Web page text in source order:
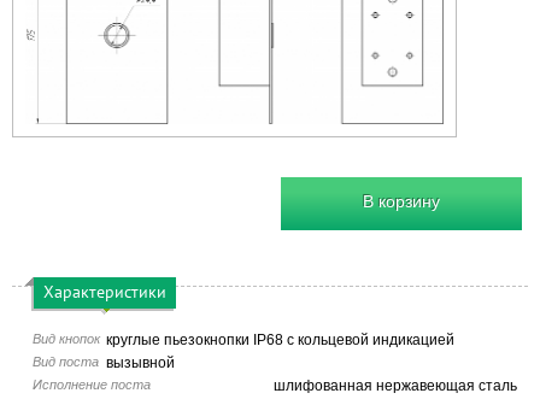
В корзину
Характеристики
Вид кнопок круглые пьезокнопки IP68 с кольцевой индикацией
Вид поста вызывной
Исполнение поста шлифованная нержавеющая сталь